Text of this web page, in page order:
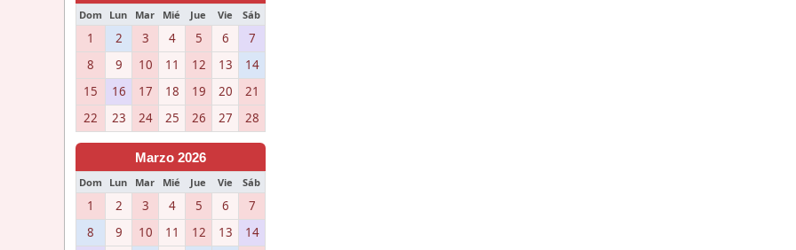
Dom Lun Mar Mié Jue Vie Sáb
1 2 3 4 5 6
7
8
9 10 11 12 13
14
15
16 17 18 19 20
21
22
23 24 25 26 27 28
Marzo 2026
Dom Lun Mar Mié Jue Vie Sáb
1 2 3 4 5 6
7
8
9 10 11 12 13 14